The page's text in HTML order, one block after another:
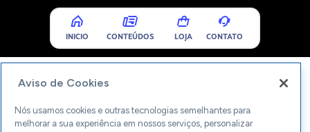
INICIO CONTEÚDOS LOJA CONTATO
Aviso de Cookies
Nós usamos cookies e outras tecnologias semelhantes para
melhorar a sua experiência em nossos serviços, personalizar